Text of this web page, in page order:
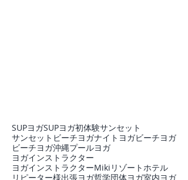
SUPヨガSUPヨガ初体験サンセット
サンセットビーチヨガナイトヨガビーチヨガ
ビーチヨガ沖縄プールヨガ
ヨガインストラクター
ヨガインストラクターMiki リゾートホテル
リピーター様出張ヨガ哲学団体ヨガ室内ヨガ